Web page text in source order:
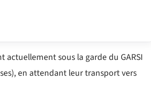
sous la garde du GARSI
en attendant leur transport vers